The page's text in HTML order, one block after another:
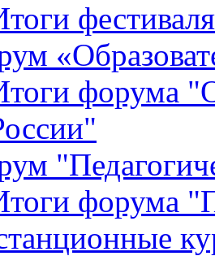
форума
форума